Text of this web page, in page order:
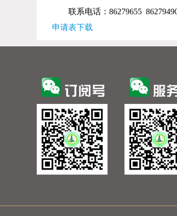
联系电话： 86279655
申请表下载